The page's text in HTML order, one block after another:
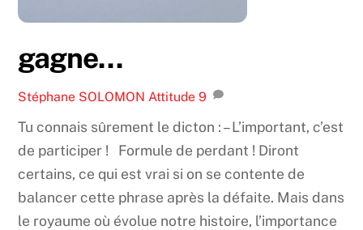
gagne…
Stéphane SOLOMON Attitude 9
Tu connais sûrement le dicton : – L’important, c’est
de participer ! Formule de perdant ! Diront
certains, ce qui est vrai si on se contente de
balancer cette phrase après la défaite. Mais dans
le royaume où évolue notre histoire, l’importance